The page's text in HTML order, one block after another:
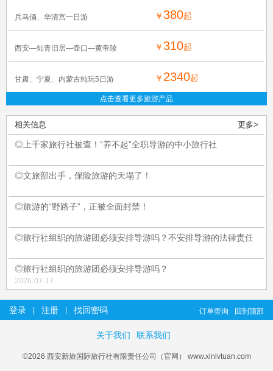
兵马俑、华清宫一日游 ￥380起
西安—知青旧居—壶口—黄帝陵 ￥310起
甘肃、宁夏、内蒙古纯玩5日游 ￥ 2340起
点击查看更多旅游产品
相关信息 更多>
◎上千家旅行社被查！“养不起”全职导游的中小旅行社
◎文旅部出手，保险旅游的天塌了！
◎旅游的“野路子”，正被全面封禁！
◎旅行社组织的旅游团必须安排导游吗？不安排导游的法律责任
◎旅行社组织的旅游团必须安排导游吗？
2026-07-17
登录 注册 找回密码 回到顶部
订单查询
关于我们 联系我们
©2026 西安新旅国际旅行社有限责任公司（官网） www.xinlvtuan.com